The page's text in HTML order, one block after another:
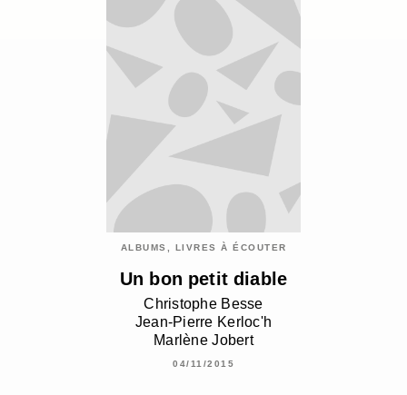
ALBUMS, LIVRES À ÉCOUTER
Un bon petit diable
Christophe Besse
Jean-Pierre Kerloc'h
Marlène Jobert
04/11/2015